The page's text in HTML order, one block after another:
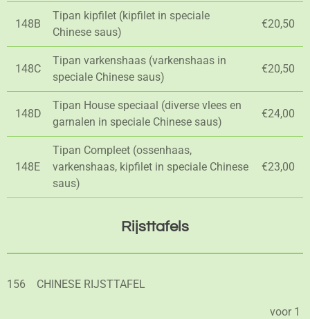
148B
Tipan kipfilet (kipfilet in speciale
Chinese saus)
€20,50
148C
Tipan varkenshaas (varkenshaas in
speciale Chinese saus)
€20,50
148D
Tipan House speciaal (diverse vlees en
garnalen in speciale Chinese saus)
€24,00
148E
Tipan Compleet (ossenhaas,
varkenshaas, kipfilet in speciale Chinese
saus)
€23,00
Rijsttafels
156 CHINESE RIJSTTAFEL
voor 1